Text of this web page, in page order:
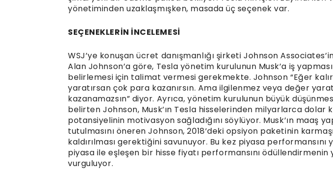
yönetiminden uzaklaşmışken, masada üç seçenek var.
SEÇENEKLERİN İNCELEMESİ
WSJ’ye konuşan ücret danışmanlığı şirketi Johnson
Alan Johnson’a göre, Tesla yönetim kurulunun Musk’a iş
belirlemesi için talimat vermesi gerekmekte. Johnson “Eğer
yaratırsan çok para kazanırsın. Ama ilgilenmez veya değer
kazanamazsın” diyor. Ayrıca, yönetim kurulunun büyük
belirten Johnson, Musk’ın Tesla hisselerinden milyarlarca dolar
potansiyelinin motivasyon sağladığını söylüyor. Musk’ın maaş
tutulmasını öneren Johnson, 2018’deki opsiyon paketinin
kaldırılması gerektiğini savunuyor. Bu kez piyasa performansını
piyasa ile eşleşen bir hisse fiyatı performansını ödüllendirmenin
vurguluyor.